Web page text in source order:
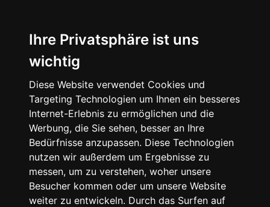
Ihre Privatsphäre ist uns
wichtig
Diese Website verwendet Cookies und
Targeting Technologien um Ihnen ein besseres
Internet-Erlebnis zu ermöglichen und die
Werbung, die Sie sehen, besser an Ihre
Bedürfnisse anzupassen. Diese Technologien
nutzen wir außerdem um Ergebnisse zu
messen, um zu verstehen, woher unsere
Besucher kommen oder um unsere Website
weiter zu entwickeln. Durch das Surfen auf